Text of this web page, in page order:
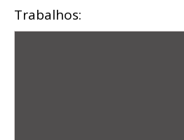
Trabalhos: